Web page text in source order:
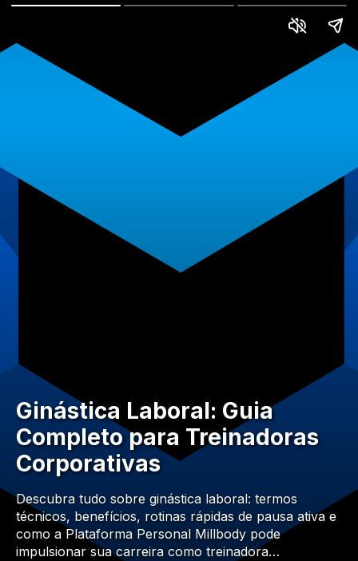
Ginástica Laboral: Guia
Completo para Treinadoras
Corporativas
Descubra tudo sobre ginástica laboral: termos
técnicos, benefícios, rotinas rápidas de pausa ativa e
como a Plataforma Personal Millbody pode
impulsionar sua carreira como treinadora…